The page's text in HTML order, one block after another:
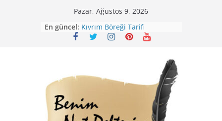
Pazar, Ağustos 9, 2026
En güncel: Kıvrım Böreği Tarifi
Karabuğday Pilavı Tarifi